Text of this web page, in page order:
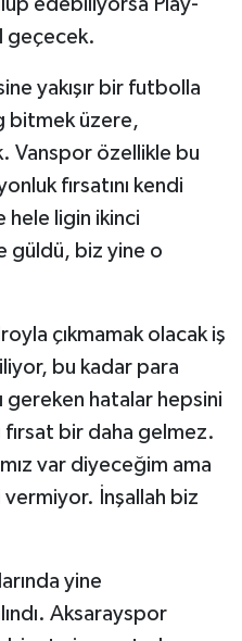
edebiliyorsa Play-
geçecek.
yakışır bir futbolla
bitmek üzere,
Vanspor özellikle bu
fırsatını kendi
ligin ikinci
güldü, biz yine o
çıkmamak olacak iş
bu kadar para
gereken hatalar hepsini
bir daha gelmez.
var diyeceğim ama
vermiyor. İnşallah biz
yine
Aksarayspor